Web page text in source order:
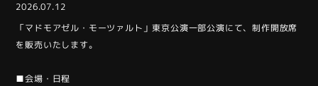
2026.07.12
「マドモアゼル・モーツァルト」東京公演一部公演にて、制作開放席
を販売いたします。
■会場・日程